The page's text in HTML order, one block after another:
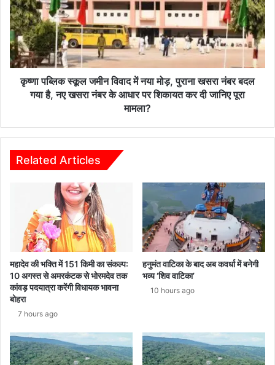
जमीन
विवाद
में
नया
मोड़,
पुराना
खसरा
है,
खसरा
नंबर
शिकायत
जानिए
पूरा
मामला?
कृष्णा पब्लिक स्कूल जमीन विवाद में नया मोड़, पुराना खसरा नंबर बदल
गया है, नए खसरा नंबर के आधार पर शिकायत कर दी जानिए पूरा
मामला?
Related Articles
महादेव की भक्ति में 151 किमी का संकल्प:
10 अगस्त से अमरकंटक से भोरमदेव तक
कांवड़ पदयात्रा करेंगी विधायक भावना
बोहरा
7 hours ago
हनुमंत वाटिका के बाद अब कवर्धा में बनेगी
भव्य ‘शिव वाटिका’
10 hours ago